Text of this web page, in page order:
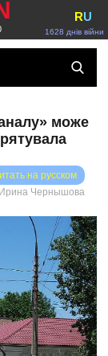
1628 днів війни
RU
може
на русском
Ирина Чернышова